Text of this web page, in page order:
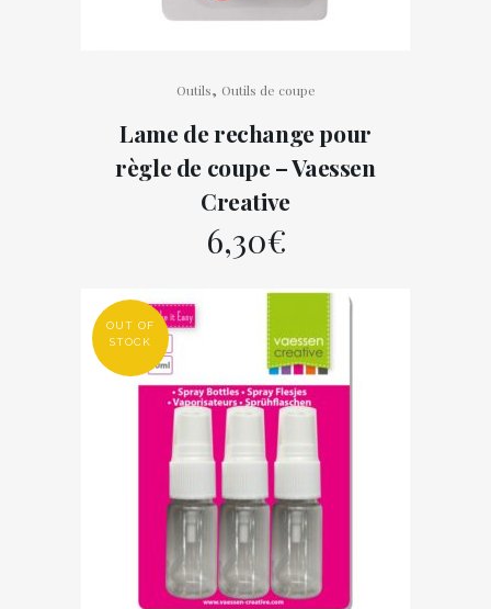
Outils, Outils de coupe
Lame de rechange pour
règle de coupe – Vaessen
Creative
6,30€
OUT OF
STOCK